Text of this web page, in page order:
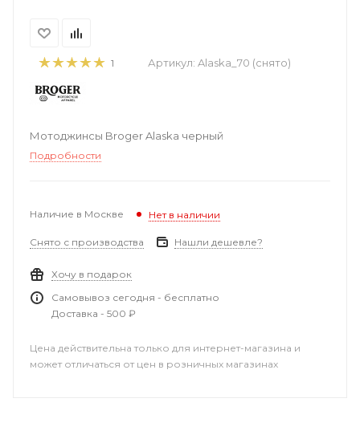
1 Артикул: Alaska_70 (снято)
Мотоджинсы Broger Alaska черный
Подробности
Наличие в Москве Нет в наличии
Снято с производства Нашли дешевле?
Хочу в подарок
Самовывоз сегодня - бесплатно
Доставка - 500 ₽
Цена действительна только для интернет-магазина и
может отличаться от цен в розничных магазинах